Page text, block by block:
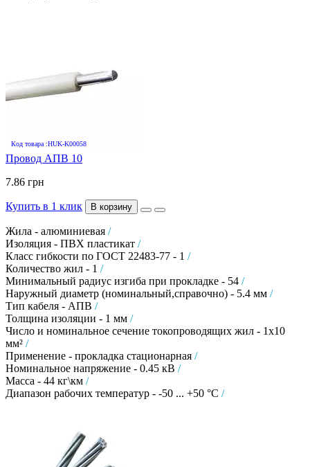
Код товара :HUK-K00058
Провод АПВ 10
7.86 грн
Купить в 1 клик В корзину
Жила - алюминиевая /
Изоляция - ПВХ пластикат /
Класс гибкости по ГОСТ 22483-77 - 1 /
Количество жил - 1 /
Минимальный радиус изгиба при прокладке - 54 /
Наружный диаметр (номинальный,справочно) - 5.4 мм /
Тип кабеля - АПВ /
Толщина изоляции - 1 мм /
Число и номинальное сечение токопроводящих жил - 1х10
мм² /
Применение - прокладка стационарная /
Номинальное напряжение - 0.45 кВ /
Масса - 44 кг\км /
Диапазон рабочих температур - -50 ... +50 °C /